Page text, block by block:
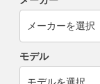
モデル